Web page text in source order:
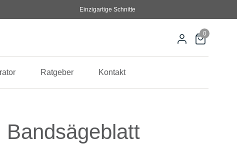
Einzigartige Schnitte
Ratgeber Kontakt
0
Bandsägeblatt